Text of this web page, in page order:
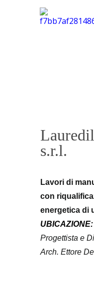
Lauredil
s.r.l.
Lavori di
con
energetica di
Progettista e
Arch. Ettore